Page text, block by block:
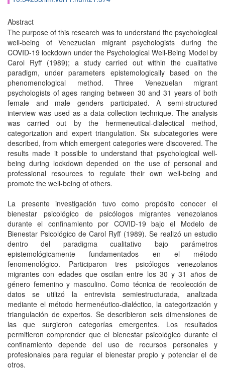
Abstract
The purpose of this research was to understand the psychological
well-being of Venezuelan migrant psychologists during the
COVID-19 lockdown under the Psychological Well-Being Model by
Carol Ryff (1989); a study carried out within the cualitative
paradigm, under parameters epistemologically based on the
phenomenological method. Three Venezuelan migrant
psychologists of ages ranging between 30 and 31 years of both
female and male genders participated. A semi-structured
interview was used as a data collection technique. The analysis
was carried out by the hermeneutical-dialectical method,
categorization and expert triangulation. Six subcategories were
described, from which emergent categories were discovered. The
results made it possible to understand that psychological well-
being during lockdown depended on the use of personal and
professional resources to regulate their own well-being and
promote the well-being of others.
La presente investigación tuvo como propósito conocer el
bienestar psicológico de psicólogos migrantes venezolanos
durante el confinamiento por COVID-19 bajo el Modelo de
Bienestar Psicológico de Carol Ryff (1989). Se realizó un estudio
dentro del paradigma cualitativo bajo parámetros
epistemológicamente fundamentados en el método
fenomenológico. Participaron tres psicólogos venezolanos
migrantes con edades que oscilan entre los 30 y 31 años de
género femenino y masculino. Como técnica de recolección de
datos se utilizó la entrevista semiestructurada, analizada
mediante el método hermenéutico-dialéctico, la categorización y
triangulación de expertos. Se describieron seis dimensiones de
las que surgieron categorías emergentes. Los resultados
permitieron comprender que el bienestar psicológico durante el
confinamiento depende del uso de recursos personales y
profesionales para regular el bienestar propio y potenciar el de
otros.